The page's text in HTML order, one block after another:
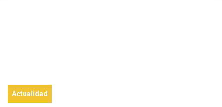
Actualidad